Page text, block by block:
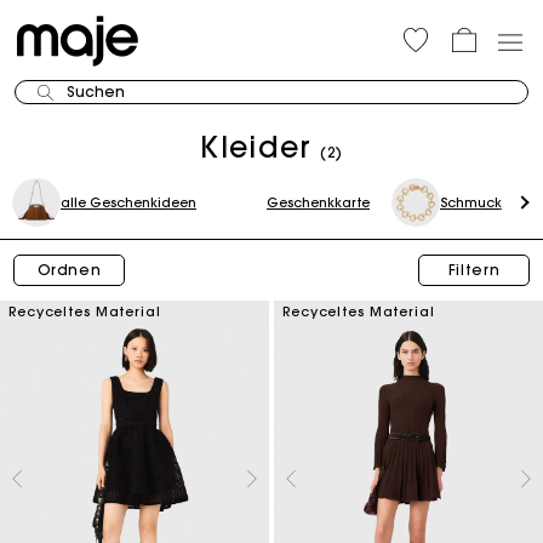
Suchen
Kleider (2)
alle Geschenkideen Geschenkkarte Schmuck
Ordnen Filtern
Recyceltes Material Recyceltes Material